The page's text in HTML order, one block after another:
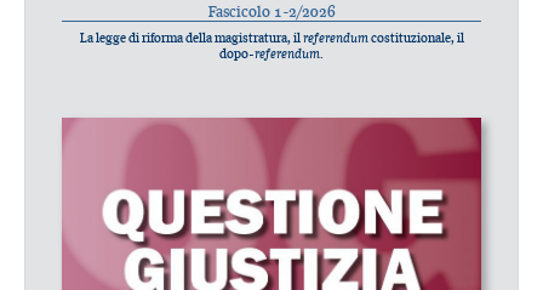
Fascicolo 1-2/2026
La legge di riforma della magistratura, ilreferendumcostituzionale, il
dopo-referendum.